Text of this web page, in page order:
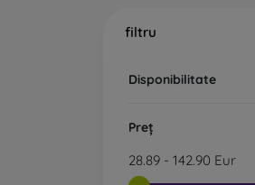
filtru
Disponibilitate
Preț
28.89 - 142.90 Eur